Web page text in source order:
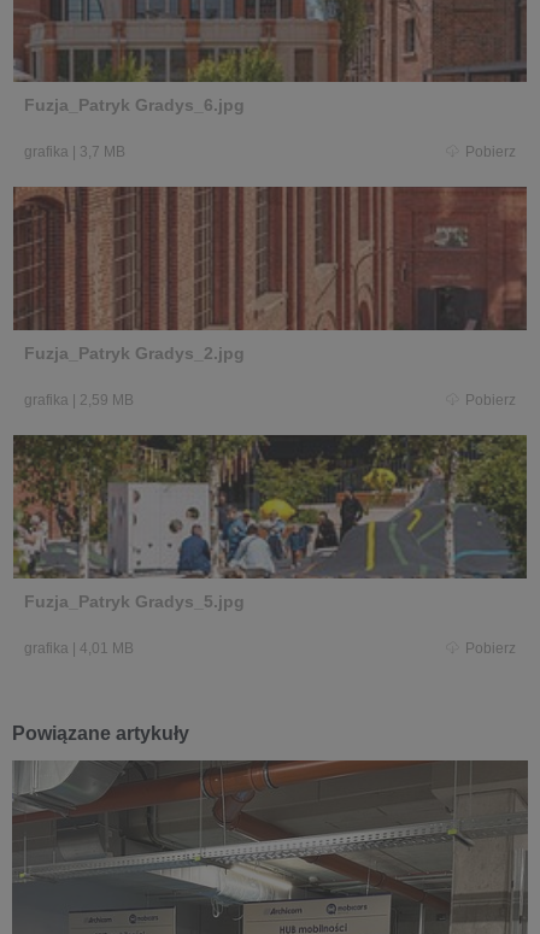
Fuzja_Patryk Gradys_6.jpg
grafika 3,7 MB Pobierz
Fuzja_Patryk Gradys_2.jpg
grafika 2,59 MB Pobierz
Fuzja_Patryk Gradys_5.jpg
grafika 4,01 MB Pobierz
Powiązane artykuły